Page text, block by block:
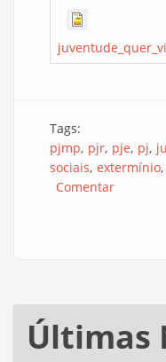
Tags:
pjmp pjr pje pj
sociais extermínio
Comentar
Últimas